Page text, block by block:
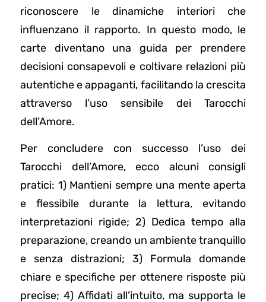
riconoscere le dinamiche interiori che
influenzano il rapporto. In questo modo, le
carte diventano una guida per prendere
decisioni consapevoli e coltivare relazioni più
autentiche e appaganti, facilitando la crescita
attraverso l’uso sensibile dei Tarocchi
dell’Amore.
Per concludere con successo l’uso dei
Tarocchi dell’Amore, ecco alcuni consigli
pratici: 1) Mantieni sempre una mente aperta
e flessibile durante la lettura, evitando
interpretazioni rigide; 2) Dedica tempo alla
preparazione, creando un ambiente tranquillo
e senza distrazioni; 3) Formula domande
chiare e specifiche per ottenere risposte più
precise; 4) Affidati all’intuito, ma supporta le